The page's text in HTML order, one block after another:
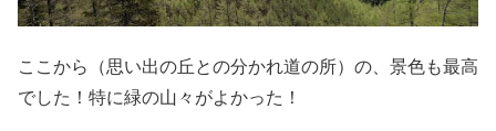
ここから（思い出の丘との分かれ道の所）の、景色も最高
でした！特に緑の山々がよかった！